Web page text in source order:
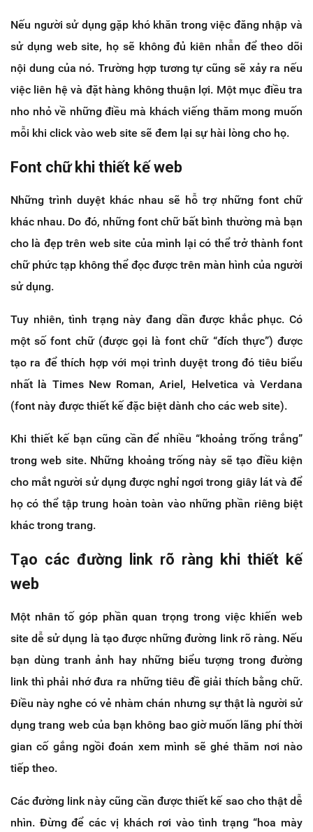
Nếu người sử dụng gặp khó khăn trong việc đăng nhập và
sử dụng web site, họ sẽ không đủ kiên nhẫn để theo dõi
nội dung của nó. Trường hợp tương tự cũng sẽ xảy ra nếu
việc liên hệ và đặt hàng không thuận lợi. Một mục điều tra
nho nhỏ về những điều mà khách viếng thăm mong muốn
mỗi khi click vào web site sẽ đem lại sự hài lòng cho họ.
Font chữ khi thiết kế web
Những trình duyệt khác nhau sẽ hỗ trợ những font chữ
khác nhau. Do đó, những font chữ bất bình thường mà bạn
cho là đẹp trên web site của mình lại có thể trở thành font
chữ phức tạp không thể đọc được trên màn hình của người
sử dụng.
Tuy nhiên, tình trạng này đang dần được khắc phục. Có
một số font chữ (được gọi là font chữ “đích thực”) được
tạo ra để thích hợp với mọi trình duyệt trong đó tiêu biểu
nhất là Times New Roman, Ariel, Helvetica và Verdana
(font này được thiết kế đặc biệt dành cho các web site).
Khi thiết kế bạn cũng cần để nhiều “khoảng trống trắng”
trong web site. Những khoảng trống này sẽ tạo điều kiện
cho mắt người sử dụng được nghỉ ngơi trong giây lát và để
họ có thể tập trung hoàn toàn vào những phần riêng biệt
khác trong trang.
Tạo các đường link rõ ràng khi thiết kế
web
Một nhân tố góp phần quan trọng trong việc khiến web
site dễ sử dụng là tạo được những đường link rõ ràng. Nếu
bạn dùng tranh ảnh hay những biểu tượng trong đường
link thì phải nhớ đưa ra những tiêu đề giải thích bằng chữ.
Điều này nghe có vẻ nhàm chán nhưng sự thật là người sử
dụng trang web của bạn không bao giờ muốn lãng phí thời
gian cố gắng ngồi đoán xem mình sẽ ghé thăm nơi nào
tiếp theo.
Các đường link này cũng cần được thiết kế sao cho thật dễ
nhìn. Đừng để các vị khách rơi vào tình trạng “hoa mày